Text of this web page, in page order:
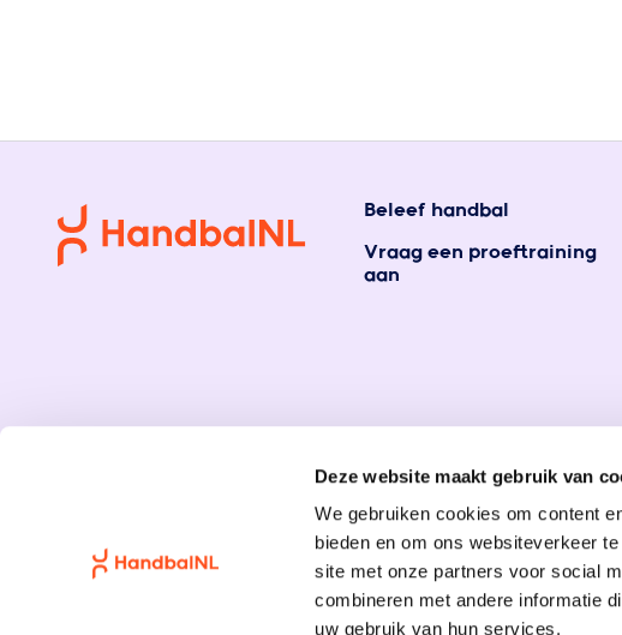
Deze website maakt gebruik van
We gebruiken cookies om content
bieden en om ons websiteverkeer
site met onze partners voor social
combineren met andere informatie
uw gebruik van hun services.
Beleef handbal
Vraag een proeftraining
aan